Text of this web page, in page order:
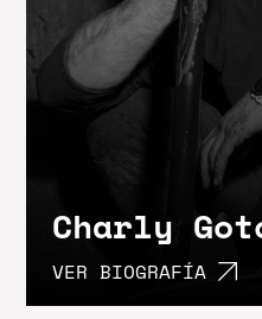
Charly
VER BIOGRAFÍA